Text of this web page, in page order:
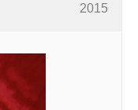
2015